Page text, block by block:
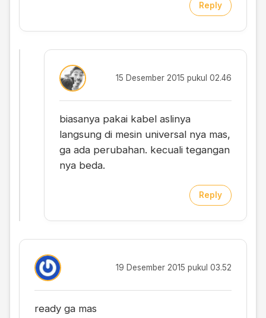
Reply
15 Desember 2015 pukul 02.46
biasanya pakai kabel aslinya
langsung di mesin universal nya mas,
ga ada perubahan. kecuali tegangan
nya beda.
Reply
19 Desember 2015 pukul 03.52
ready ga mas